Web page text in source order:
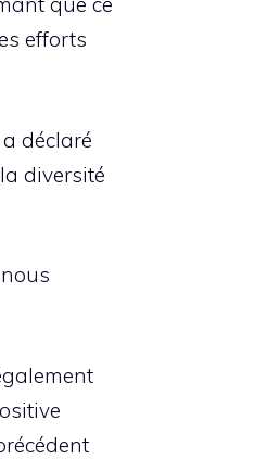
efforts
déclaré
diversité